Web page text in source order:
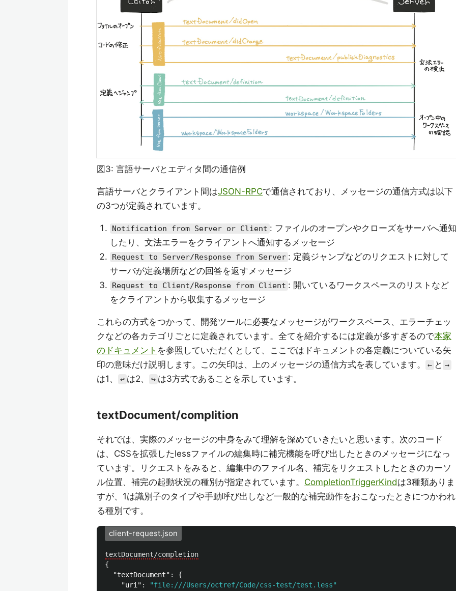
図3: 言語サーバとエディタ間の通信例
言語サーバとクライアント間はJSON-RPCで通信されており、メッセージの通信方式は以下
の3つが定義されています。
Notification from Server or Client : ファイルのオープンやクローズをサーバへ通知
したり、文法エラーをクライアントへ通知するメッセージ
Request to Server/Response from Server : 定義ジャンプなどのリクエストに対して
サーバが定義場所などの回答を返すメッセージ
Request to Client/Response from Client : 開いているワークスペースのリストなど
をクライアントから収集するメッセージ
これらの方式をつかって、開発ツールに必要なメッセージがワークスペース、エラーチェッ
クなどの各カテゴリごとに定義されています。全てを紹介するには定義が多すぎるので本家
のドキュメント を参照していただくとして、ここではドキュメントの各定義についている矢
印の意味だけ説明します。この矢印は、上のメッセージの通信方式を表しています。
← と →
は1、 ↩ は2、 ↪ は3方式であることを示しています。
textDocument/complition
それでは、実際のメッセージの中身をみて理解を深めていきたいと思います。次のコード
は、CSSを拡張したlessファイルの編集時に補完機能を呼び出したときのメッセージになっ
ています。リクエストをみると、編集中のファイル名、補完をリクエストしたときのカーソ
ル位置、補完の起動状況の種別が指定されています。 CompletionTriggerKindは3種類ありま
すが、1は識別子のタイプや手動呼び出しなど一般的な補完動作をおこなったときにつかわれ
る種別です。
client-request.json
textDocument/completion
{
"textDocument" :
{
"uri" :
"file:///Users/octref/Code/css-test/test.less"